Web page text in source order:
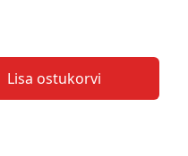
Lisa ostukorvi